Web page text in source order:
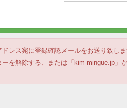
レス宛に登録確認メールをお送り致しま
を解除する、または「kim-mingue.jp」